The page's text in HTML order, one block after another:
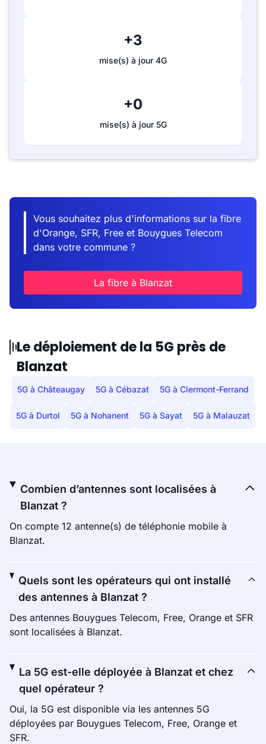
+3
mise(s) à jour 4G
+0
mise(s) à jour 5G
Vous souhaitez plus d'informations sur la fibre
d'Orange, SFR, Free et Bouygues Telecom
dans votre commune ?
La fibre à Blanzat
Le déploiement de la 5G près de
Blanzat
5G à Châteaugay 5G à Cébazat 5G à Clermont-Ferrand
5G à Durtol 5G à Nohanent 5G à Sayat 5G à Malauzat
Combien d’antennes sont localisées à
Blanzat ?
On compte 12 antenne(s) de téléphonie mobile à
Blanzat.
Quels sont les opérateurs qui ont installé
des antennes à Blanzat ?
Des antennes Bouygues Telecom, Free, Orange et SFR
sont localisées à Blanzat.
La 5G est-elle déployée à Blanzat et chez
quel opérateur ?
Oui, la 5G est disponible via les antennes 5G
déployées par Bouygues Telecom, Free, Orange et
SFR.